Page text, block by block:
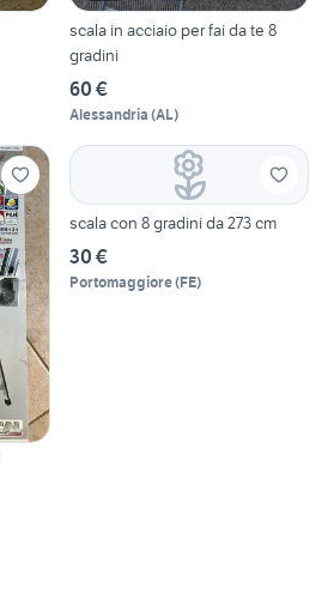
scala in acciaio per fai da te 8
gradini
60 €
Alessandria (AL)
scala con 8 gradini da 273 cm
30 €
Portomaggiore(FE)